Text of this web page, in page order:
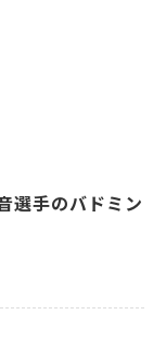
選手のバドミン